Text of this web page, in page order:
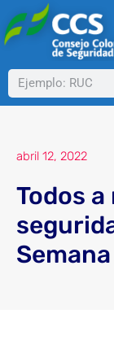
al
contenido
Buscar
abril 12, 2022
Todos